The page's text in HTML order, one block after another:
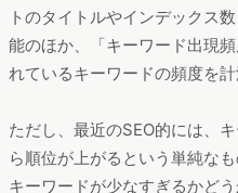
トのタイトルやインデックス
能のほか、「キーワード出現
れているキーワードの頻度を
ただし、最近のSEO的には、
ら順位が上がるという単純な
キーワードが少なすぎるかど